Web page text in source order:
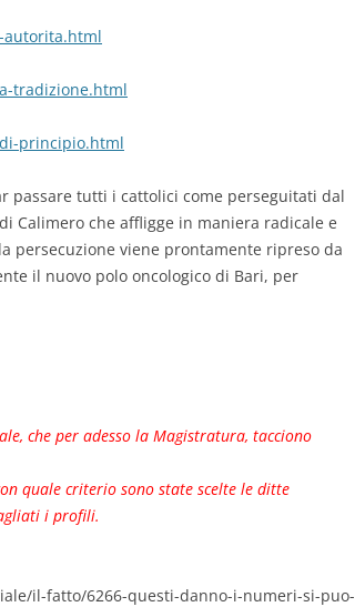
tradizione.html
principio.html
passare tutti i cattolici come perseguitati dal
Calimero che affligge in maniera radicale e
persecuzione viene prontamente ripreso da
il nuovo polo oncologico di Bari, per
che per adesso la Magistratura, tacciono
quale criterio sono state scelte le ditte
i profili.
il-fatto/6266-questi-danno-i-numeri-si-puo-